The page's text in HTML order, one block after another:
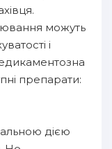
можуть
і
препарати:
дією